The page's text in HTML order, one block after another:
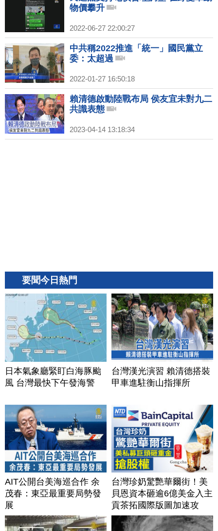
物價攀升
2022-06-27 22:00:27
中共稱2022推進「統一」國民黨立
委：太超過
2022-01-27 16:50:18
賴清德啟動陸戰布局 侯友宜未對九二
共識表態
2023-04-14 13:18:34
要聞今日熱門
日本氣象廳緊盯白海豚颱
風 台灣最快下午發海警
台灣漢光演習 賴清德搭裝
甲車進駐衡山指揮所
AIT公開台美海巡合作 余
茂春：東亞最重要局勢發
展
台灣珍奶驚艷華爾街！美
貝恩資本砸逾6億美金入主
貢茶拓國際版圖加速攻
美？｜#財經新聞｜
20260806(四)